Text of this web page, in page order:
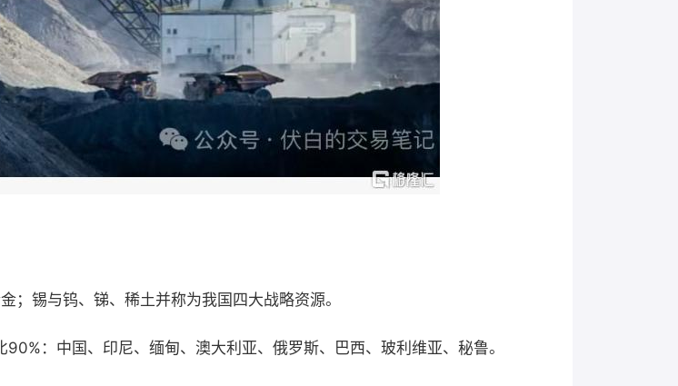
；锡与钨、锑、稀土并称为我国四大战略资源。
：中国、印尼、缅甸、澳大利亚、俄罗斯、巴西、玻利维亚、秘鲁。